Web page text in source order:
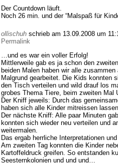
Der Countdown läuft.
Noch 26 min. und der “Malspaß für
ollischuh schrieb am 13.09.2008 um
Permalink
…und es war ein voller Erfolg!
Mittlerweile gab es ja schon den
beiden Malen haben wir alle
Malgrund gearbeitet. Die Kids konnten
den Tisch verteilen und wild drauf los
grobes Thema Tiere, beim zweiten Mal
Der Kniff jeweils: Durch das
haben sich alle Kinder mitreissen
Der nächste Kniff: Alle paar Minuten
konnten sich wieder neu verteilen und
weitermalen.
Das ergab herrliche Interpretationen
Am zweiten Tag konnten die Kinder
Kartoffeldruck greifen. So entstanden
Seesternkolonien und und und…